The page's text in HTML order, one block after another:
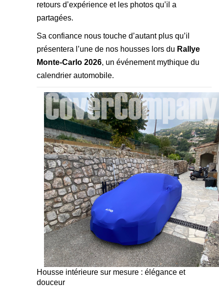
retours d’expérience et les photos qu’il a
partagées.
Sa confiance nous touche d’autant plus qu’il
présentera l’une de nos housses lors du Rallye
Monte-Carlo 2026, un événement mythique du
calendrier automobile.
Housse intérieure sur mesure : élégance et
douceur